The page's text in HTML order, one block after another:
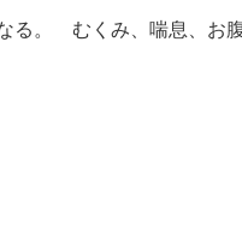
る。 むくみ、喘息、お